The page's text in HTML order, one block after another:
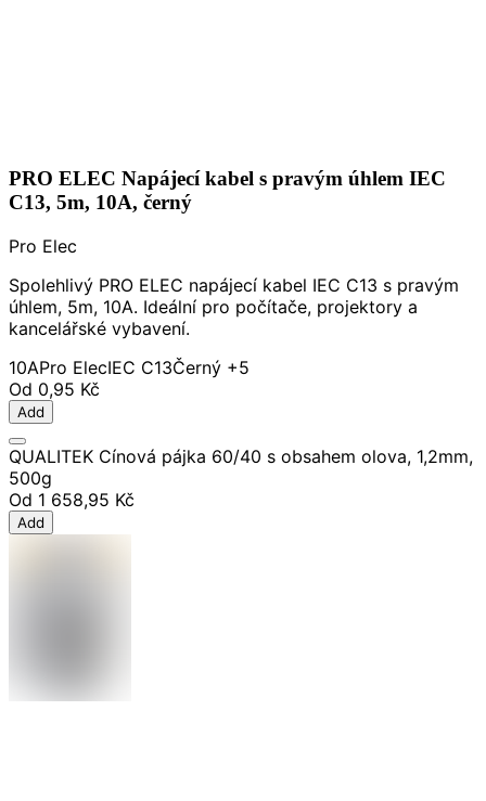
PRO ELEC Napájecí kabel s pravým úhlem IEC
C13, 5m, 10A, černý
Pro Elec
Spolehlivý PRO ELEC napájecí kabel IEC C13 s pravým
úhlem, 5m, 10A. Ideální pro počítače, projektory a
kancelářské vybavení.
10APro ElecIEC C13Černý +5
Od 0,95 Kč
Add
QUALITEK Cínová pájka 60/40 s obsahem olova, 1,2mm,
500g
Od 1 658,95 Kč
Add